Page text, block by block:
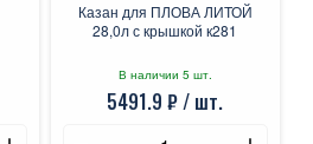
Казан для ПЛОВА ЛИТОЙ
28,0л с крышкой к281
В наличии 5 шт.
5491.9 ₽ / шт.